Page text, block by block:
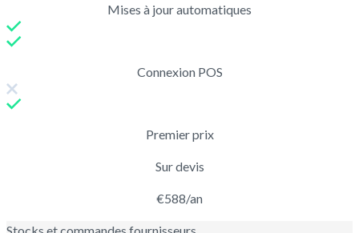
Mises à jour automatiques
Connexion POS
Premier prix
Sur devis
€588/an